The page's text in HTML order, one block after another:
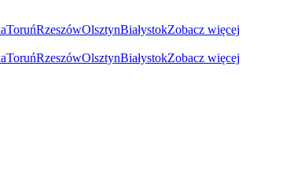
ToruńRzeszówOlsztynBiałystokZobacz więcej
ToruńRzeszówOlsztynBiałystokZobacz więcej